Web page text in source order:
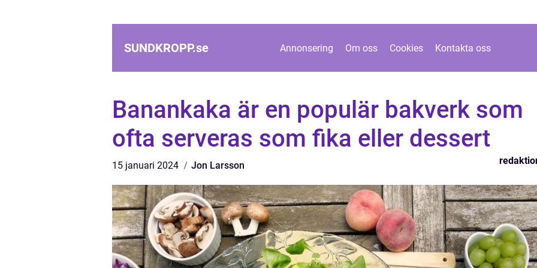
SUNDKROPP.se Annonsering Om oss Cookies Kontakta oss
Banankaka är en populär bakverk som
ofta serveras som fika eller dessert
15 januari 2024 Jon Larsson